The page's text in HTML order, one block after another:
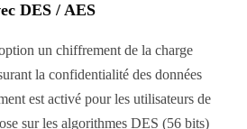
DES / AES
un chiffrement de la charge
la confidentialité des données
est activé pour les utilisateurs de
sur les algorithmes DES (56 bits)